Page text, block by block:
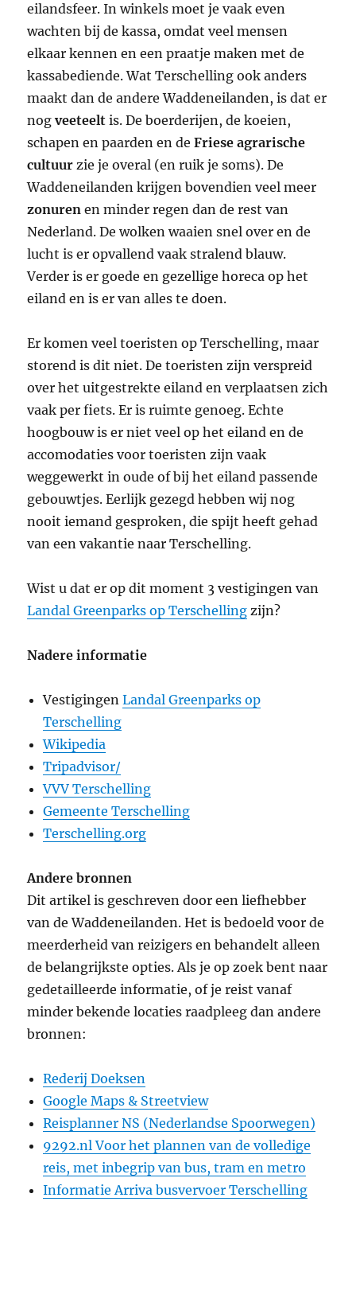
eilandsfeer. In winkels moet je vaak even
wachten bij de kassa, omdat veel mensen
elkaar kennen en een praatje maken met de
kassabediende. Wat Terschelling ook anders
maakt dan de andere Waddeneilanden, is dat er
nogveeteelt is. De boerderijen, de koeien,
schapen en paarden en deFriese agrarische
cultuur zie je overal (en ruik je soms). De
Waddeneilanden krijgen bovendien veel meer
zonuren en minder regen dan de rest van
Nederland. De wolken waaien snel over en de
lucht is er opvallend vaak stralend blauw.
Verder is er goede en gezellige horeca op het
eiland en is er van alles te doen.
Er komen veel toeristen op Terschelling, maar
storend is dit niet. De toeristen zijn verspreid
over het uitgestrekte eiland en verplaatsen zich
vaak per fiets. Er is ruimte genoeg. Echte
hoogbouw is er niet veel op het eiland en de
accomodaties voor toeristen zijn vaak
weggewerkt in oude of bij het eiland passende
gebouwtjes. Eerlijk gezegd hebben wij nog
nooit iemand gesproken, die spijt heeft gehad
van een vakantie naar Terschelling.
Wist u dat er op dit moment 3 vestigingen van
Landal Greenparks op Terschelling zijn?
Nadere informatie
VestigingenLandal Greenparks op
Terschelling
Wikipedia
Tripadvisor/
VVV Terschelling
Gemeente Terschelling
Terschelling.org
Andere bronnen
Dit artikel is geschreven door een liefhebber
van de Waddeneilanden. Het is bedoeld voor de
meerderheid van reizigers en behandelt alleen
de belangrijkste opties. Als je op zoek bent naar
gedetailleerde informatie, of je reist vanaf
minder bekende locaties raadpleeg dan andere
bronnen:
Rederij Doeksen
Google Maps & Streetview
Reisplanner NS (Nederlandse Spoorwegen)
9292.nl Voor het plannen van de volledige
reis, met inbegrip van bus, tram en metro
Informatie Arriva busvervoer Terschelling